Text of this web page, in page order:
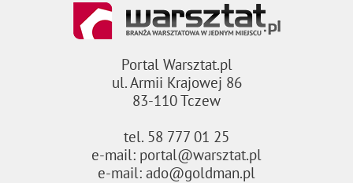
Portal Warsztat.pl
ul. Armii Krajowej 86
83-110 Tczew
tel. 58 777 01 25
e-mail: portal@warsztat.pl
e-mail: ado@goldman.pl